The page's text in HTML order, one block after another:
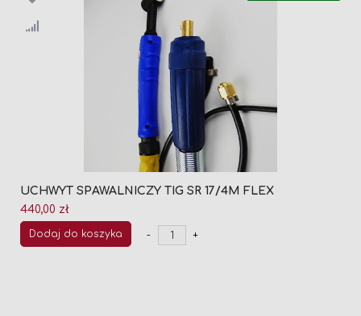
UCHWYT SPAWALNICZY TIG SR 17/4M FLEX
440,00 zł
Dodaj do koszyka - +